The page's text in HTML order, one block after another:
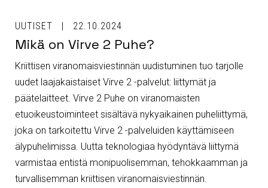
UUTISET 22.10.2024
Mikä on Virve 2 Puhe?
Kriittisen viranomaisviestinnän uudistuminen tuo tarjolle
uudet laajakaistaiset Virve 2 -palvelut: liittymät ja
päätelaitteet. Virve 2 Puhe on viranomaisten
etuoikeustoiminteet sisältävä nykyaikainen puheliittymä,
joka on tarkoitettu Virve 2 -palveluiden käyttämiseen
älypuhelimissa. Uutta teknologiaa hyödyntävä liittymä
varmistaa entistä monipuolisemman, tehokkaamman ja
turvallisemman kriittisen viranomaisviestinnän.